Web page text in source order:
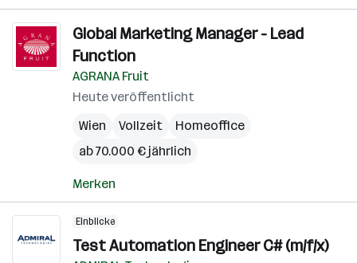
Global Marketing Manager - Lead
Function
AGRANA Fruit
Heute veröffentlicht
Wien
Vollzeit
Homeoffice
ab 70.000 € jährlich
Merken
Einblicke
Test Automation Engineer C# (m/f/x)